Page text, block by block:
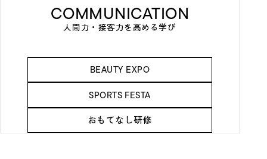
COMMUNICATION
人間力・接客力を高める学び
BEAUTY EXPO
SPORTS FESTA
おもてなし研修